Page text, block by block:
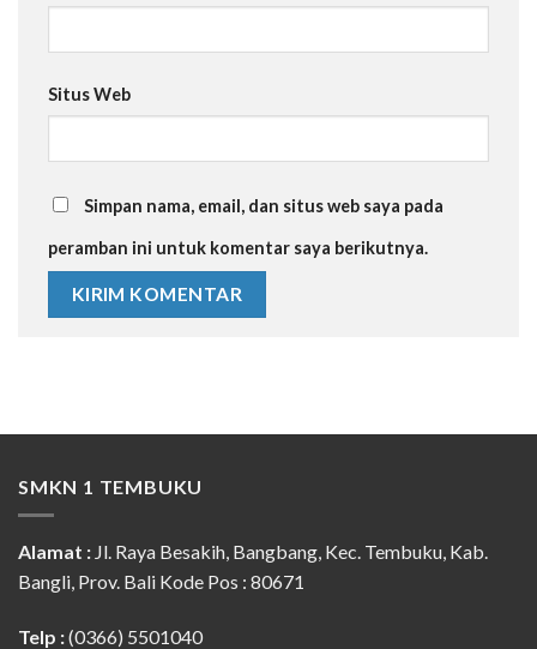
Situs Web
Simpan nama, email, dan situs web saya pada
peramban ini untuk komentar saya berikutnya.
SMKN 1 TEMBUKU
Alamat : Jl. Raya Besakih, Bangbang, Kec. Tembuku, Kab.
Bangli, Prov. Bali Kode Pos : 80671
Telp :(0366) 5501040